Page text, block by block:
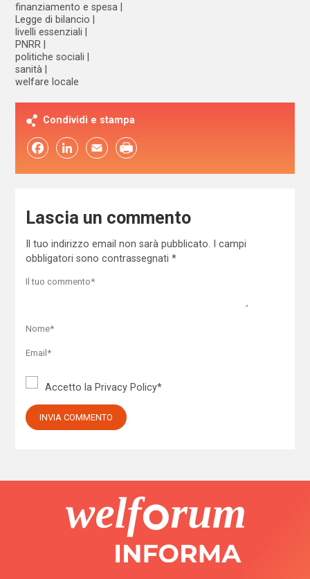
finanziamento e spesa
Legge di bilancio
livelli essenziali
PNRR
politiche sociali
sanità
welfare locale
Condividi e stampa
FacebookLinkedIn Email
Lascia un commento
Il tuo indirizzo email non sarà pubblicato.
I campi
obbligatori sono contrassegnati *
Accetto la Privacy Policy*